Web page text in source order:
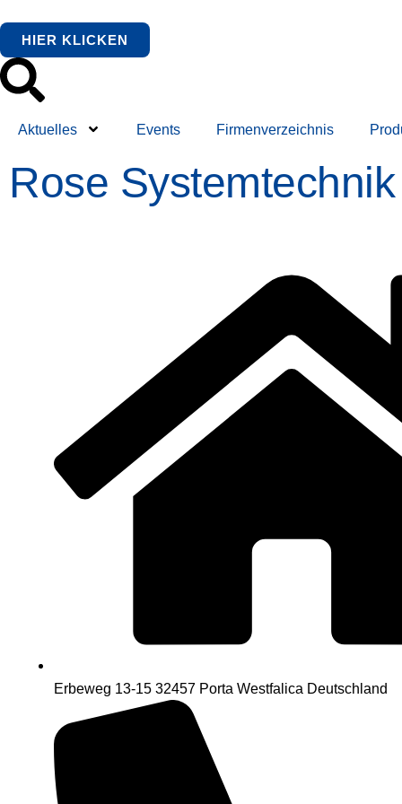
HIER KLICKEN
Aktuelles Events Firmenverzeichnis
Rose
Erbeweg 13-15 32457 Porta Westfalica Deutschland